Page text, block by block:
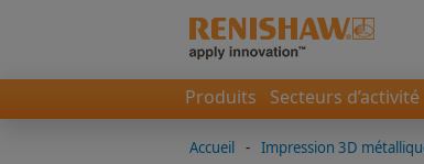
Produits Secteurs d’activité
Accueil - Impression 3D